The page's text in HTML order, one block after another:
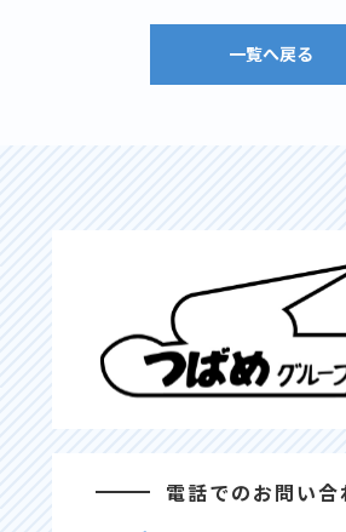
一覧へ戻る
電話でのお問い合